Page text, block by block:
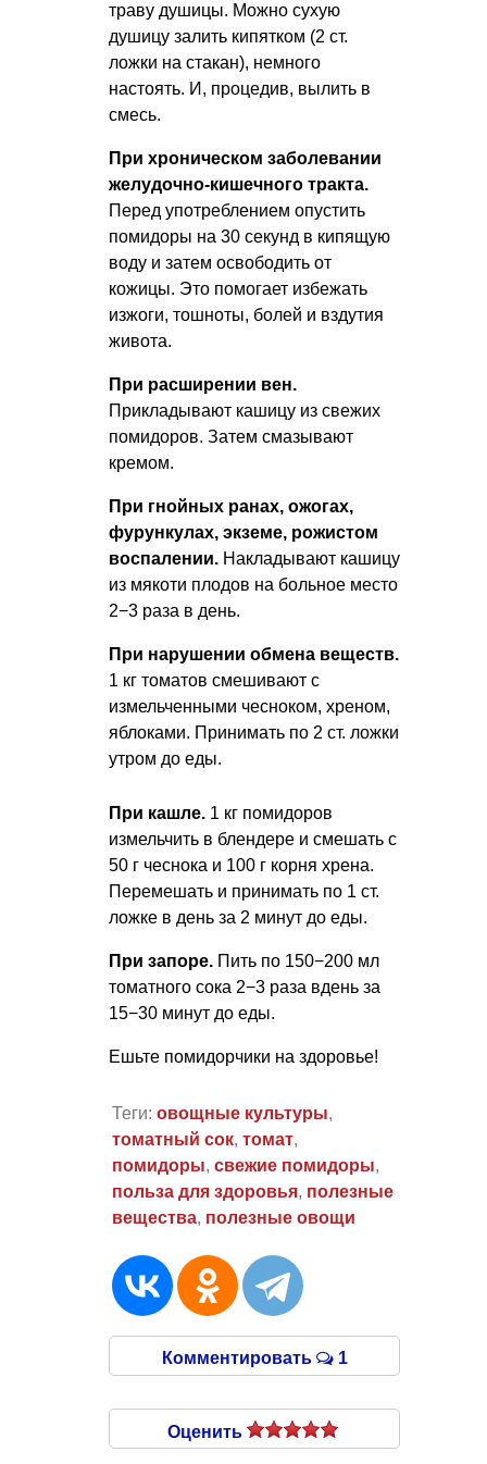
траву душицы. Можно сухую
душицу залить кипятком (2 ст.
ложки на стакан), немного
настоять. И, процедив, вылить в
смесь.
При хроническом заболевании
желудочно-кишечного тракта.
Перед употреблением опустить
помидоры на 30 секунд в кипящую
воду и затем освободить от
кожицы. Это помогает избежать
изжоги, тошноты, болей и вздутия
живота.
При расширении вен.
Прикладывают кашицу из свежих
помидоров. Затем смазывают
кремом.
При гнойных ранах, ожогах,
фурункулах, экземе, рожистом
воспалении. Накладывают кашицу
из мякоти плодов на больное место
2−3 раза в день.
При нарушении обмена веществ.
1 кг томатов смешивают с
измельченными чесноком, хреном,
яблоками. Принимать по 2 ст. ложки
утром до еды.
При кашле. 1 кг помидоров
измельчить в блендере и смешать с
50 г чеснока и 100 г корня хрена.
Перемешать и принимать по 1 ст.
ложке в день за 2 минут до еды.
При запоре. Пить по 150−200 мл
томатного сока 2−3 раза вдень за
15−30 минут до еды.
Ешьте помидорчики на здоровье!
Теги: овощные культуры,
томатный сок, томат,
помидоры, свежие помидоры,
польза для здоровья, полезные
вещества, полезные овощи
Комментировать 1
Оценить